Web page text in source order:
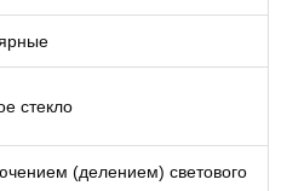
стекло
(делением) светового